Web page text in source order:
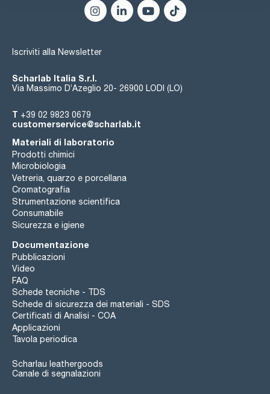
Iscriviti alla Newsletter
Scharlab Italia S.r.l.
Via Massimo D’Azeglio 20- 26900 LODI (LO)
T +39 02 9823 0679
customerservice@scharlab.it
Materiali di laboratorio
Prodotti chimici
Microbiologia
Vetreria, quarzo e porcellana
Cromatografia
Strumentazione scientifica
Consumabile
Sicurezza e igiene
Documentazione
Pubblicazioni
Video
FAQ
Schede tecniche - TDS
Schede di sicurezza dei materiali - SDS
Certificati di Analisi - COA
Applicazioni
Tavola periodica
Scharlau leathergoods
Canale di segnalazioni